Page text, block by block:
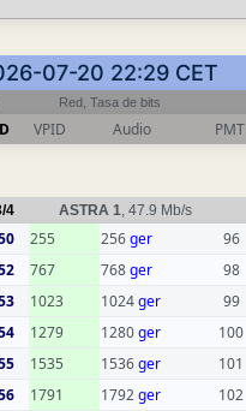
07-20 22:29 CET
Red, Tasa de bits
VPID Audio PMT
4 ASTRA 1, 47.9 Mb/s
255 256ger 96
767 768ger 98
1023 1024ger 99
1279 1280ger 100
1535 1536ger 101
1791 1792ger 102